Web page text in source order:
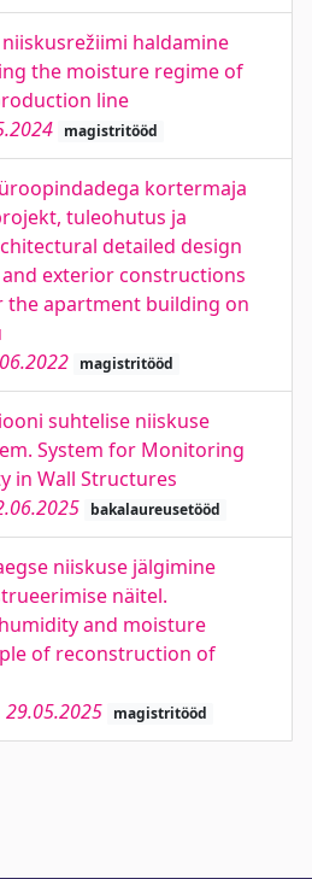
haldamine
the moisture regime of
line
magistritööd
kortermaja
tuleohutus ja
detailed design
exterior constructions
the apartment building on
magistritööd
suhtelise niiskuse
System for Monitoring
in Wall Structures
bakalaureusetööd
niiskuse jälgimine
näitel.
and moisture
of reconstruction of
29.05.2025 magistritööd